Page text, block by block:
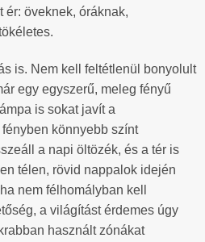
ér: öveknek, óráknak,
is. Nem kell feltétlenül bonyolult
egy egyszerű, meleg fényű
is sokat javít a
könnyebb színt
a napi öltözék, és a tér is
télen, rövid nappalok idején
nem félhomályban kell
a világítást érdemes úgy
használt zónákat